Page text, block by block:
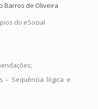
Barros de Oliveira
do eSocial
– Sequência lógica e